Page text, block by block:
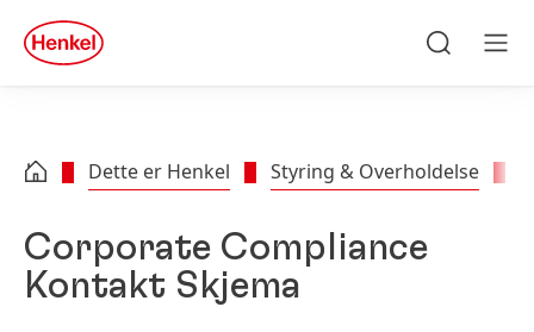
Skip to footer
quick
search
Dette er Henkel Styring & Overholdelse
Corporate Compliance
Kontakt Skjema